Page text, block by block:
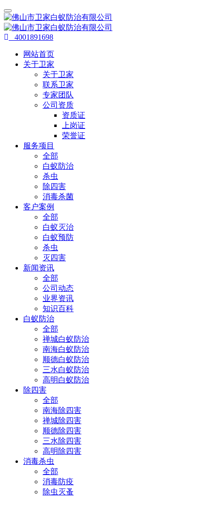
4001891698
网站首页
关于卫家
关于卫家
联系卫家
专家团队
公司资质
资质证
上岗证
荣誉证
服务项目
全部
白蚁防治
杀虫
除四害
消毒杀菌
客户案例
全部
白蚁灭治
白蚁预防
杀虫
灭四害
新闻资讯
全部
公司动态
业界资讯
知识百科
白蚁防治
全部
禅城白蚁防治
南海白蚁防治
顺德白蚁防治
三水白蚁防治
高明白蚁防治
除四害
全部
南海除四害
禅城除四害
顺德除四害
三水除四害
高明除四害
消毒杀虫
全部
消毒防疫
除虫灭蚤